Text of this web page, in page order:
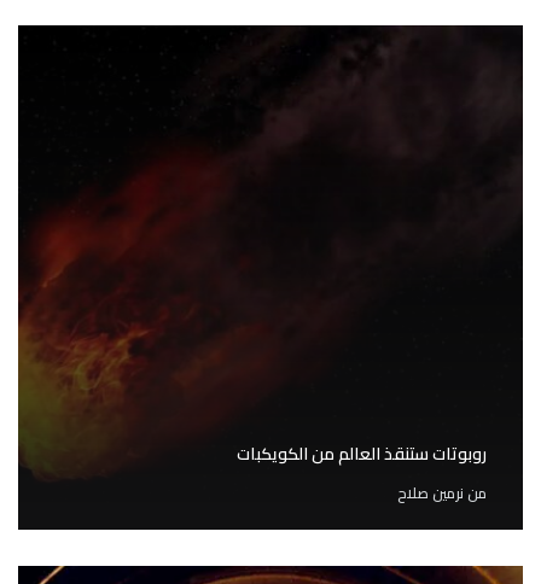
روبوتات ستنقذ العالم من الكويكبات
من نرمين صلاح